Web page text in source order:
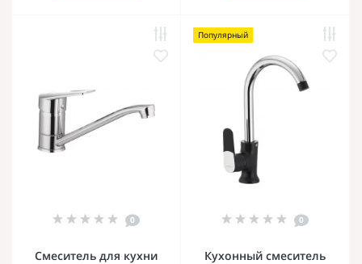
0
Смеситель для кухни
Популярный
0
Кухонный смеситель